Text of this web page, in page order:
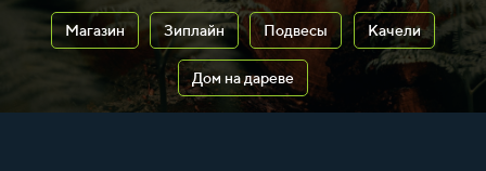
Магазин Зиплайн Подвесы Качели
Дом на дареве